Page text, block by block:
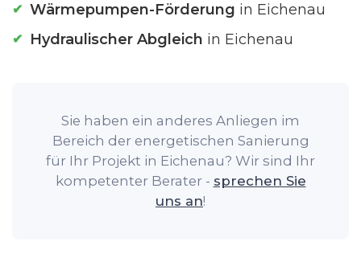
Wärmepumpen-Förderung in Eichenau
Hydraulischer Abgleich in Eichenau
Sie haben ein anderes Anliegen im
Bereich der energetischen Sanierung
für Ihr Projekt in Eichenau? Wir sind Ihr
kompetenter Berater - sprechen Sie
uns an!